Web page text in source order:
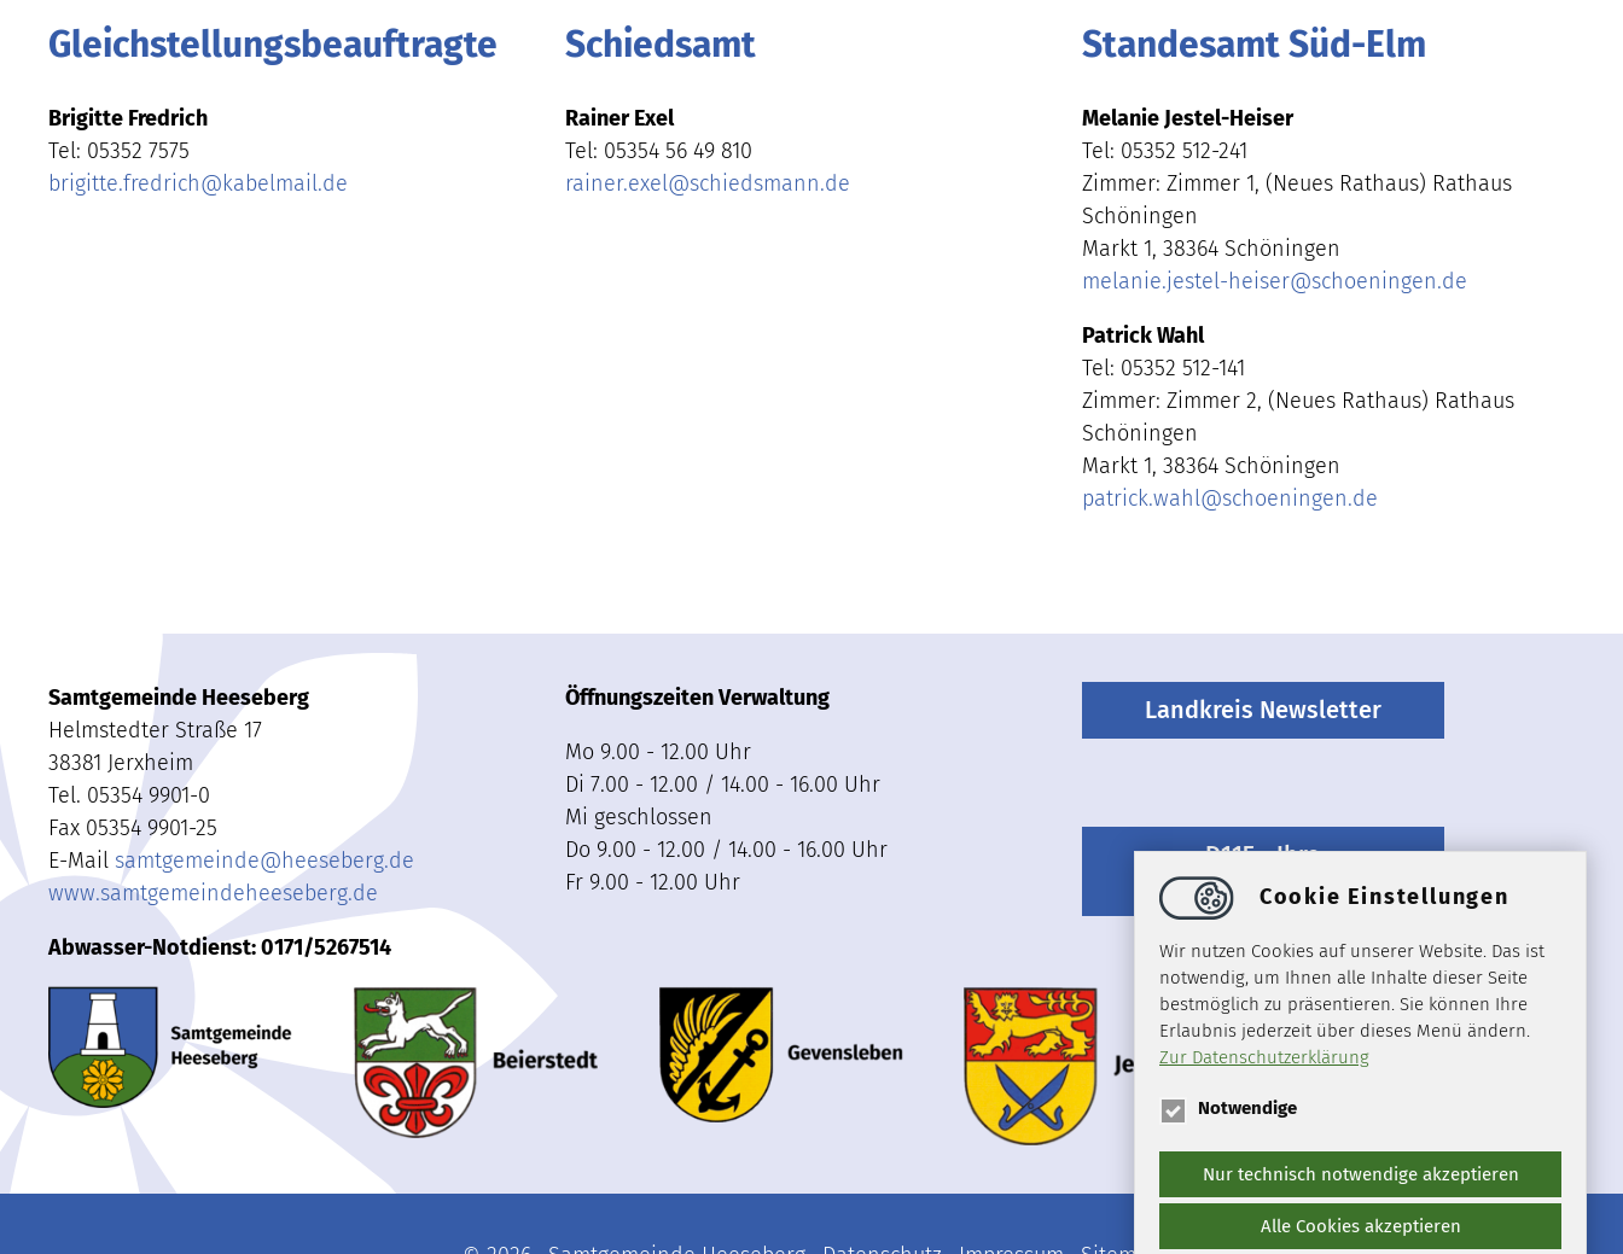
Gleichstellungsbeauftragte
Brigitte Fredrich
Tel: 05352 7575
brigitte.fredrich@kabelmail.de
Schiedsamt
Rainer Exel
Tel: 05354 56 49 810
rainer.exel@schiedsmann.de
Standesamt Süd-Elm
Melanie Jestel-Heiser
Tel: 05352 512-241
Zimmer: Zimmer 1, (Neues Rathaus) Rathaus
Schöningen
Markt 1, 38364 Schöningen
melanie.jestel-heiser@schoeningen.de
Patrick Wahl
Tel: 05352 512-141
Zimmer: Zimmer 2, (Neues Rathaus) Rathaus
Schöningen
Markt 1, 38364 Schöningen
patrick.wahl@schoeningen.de
Samtgemeinde Heeseberg
Helmstedter Straße 17
38381 Jerxheim
Tel. 05354 9901-0
Fax 05354 9901-25
E-Mail samtgemeinde@heeseberg.de
www.samtgemeindeheeseberg.de
Abwasser-Notdienst: 0171/5267514
Öffnungszeiten Verwaltung
Mo 9.00 - 12.00 Uhr
Di 7.00 - 12.00 / 14.00 - 16.00 Uhr
Mi geschlossen
Do 9.00 - 12.00 / 14.00 - 16.00 Uhr
Fr 9.00 - 12.00 Uhr
Landkreis Newsletter
D115 - Ihre
Behördenrufnummer
Cookie Einstellungen
Wir nutzen Cookies auf unserer Website. Das ist
notwendig, um Ihnen alle Inhalte dieser Seite
bestmöglich zu präsentieren. Sie können Ihre
Erlaubnis jederzeit über dieses Menü ändern.
Zur Datenschutzerklärung
Notwendige
Nur technisch notwendige akzeptieren
Alle Cookies akzeptieren